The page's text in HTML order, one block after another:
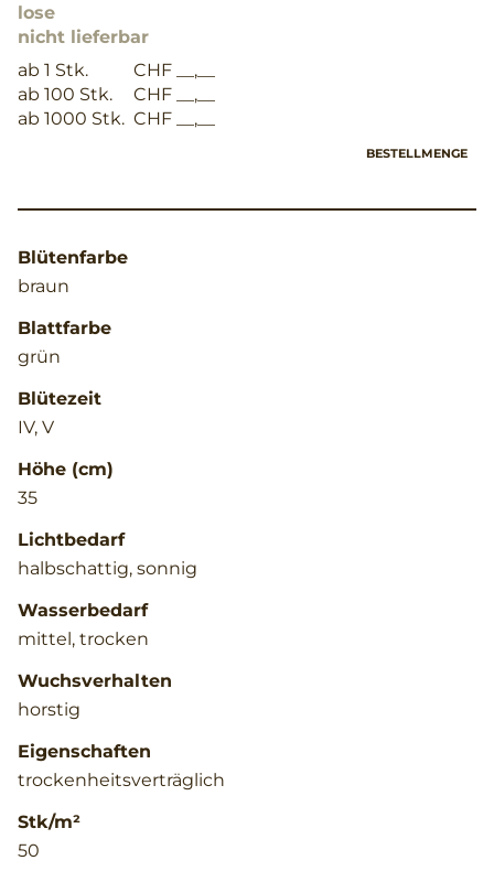
lose
nicht lieferbar
ab 1 Stk.
CHF __,__
ab 100 Stk.
CHF __,__
ab 1000 Stk. CHF __,__
BESTELLMENGE
Blütenfarbe
braun
Blattfarbe
grün
Blütezeit
IV, V
Höhe (cm)
35
Lichtbedarf
halbschattig, sonnig
Wasserbedarf
mittel, trocken
Wuchsverhalten
horstig
Eigenschaften
trockenheitsverträglich
Stk/m²
50